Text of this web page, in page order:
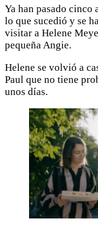
Ya han pasado cinco
lo que sucedió y se
visitar a Helene
pequeña Angie.
Helene se volvió a
Paul que no tiene
unos días.